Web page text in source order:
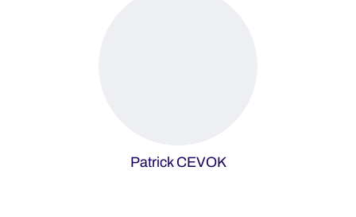
Patrick CEVOK